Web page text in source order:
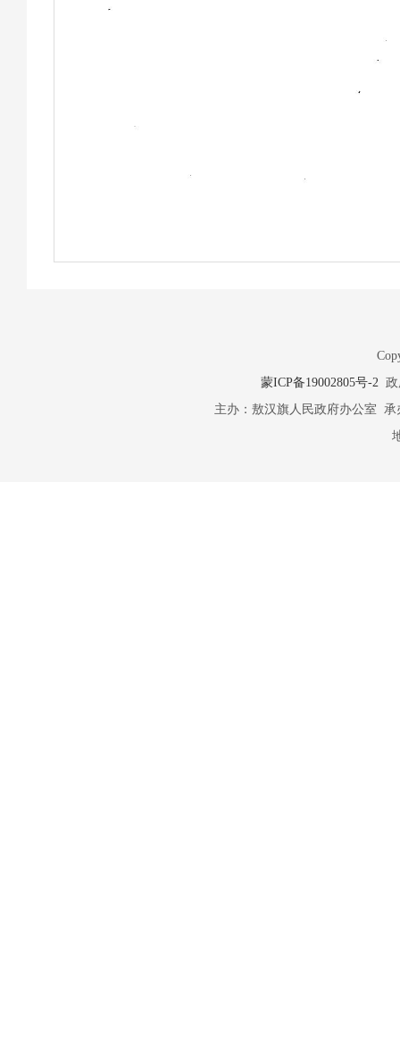
蒙ICP备19002805号-2政
主办：敖汉旗人民政府办公室